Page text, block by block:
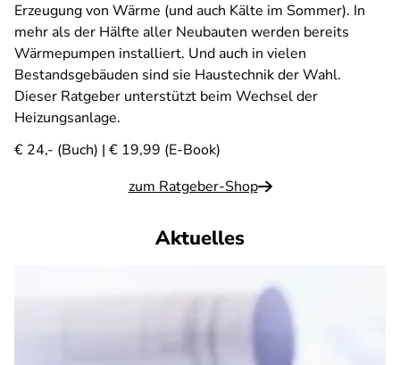
Erzeugung von Wärme (und auch Kälte im Sommer). In
mehr als der Hälfte aller Neubauten werden bereits
Wärmepumpen installiert. Und auch in vielen
Bestandsgebäuden sind sie Haustechnik der Wahl.
Dieser Ratgeber unterstützt beim Wechsel der
Heizungsanlage.
€ 24,- (Buch) | € 19,99 (E-Book)
zum Ratgeber-Shop
Aktuelles